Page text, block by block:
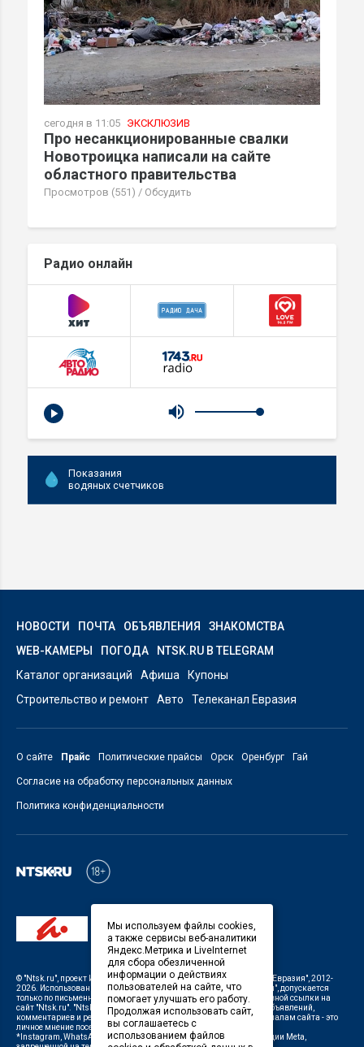
сегодня в 11:05 ЭКСКЛЮЗИВ
Про несанкционированные свалки
Новотроицка написали на сайте
областного правительства
Просмотров (551) / Обсудить
Радио онлайн
Показания
водяных счетчиков
НОВОСТИ ПОЧТА ОБЪЯВЛЕНИЯ
ЗНАКОМСТВА
WEB-КАМЕРЫ
ПОГОДА
NTSK.RU В TELEGRAM
Каталог организаций
Афиша
Купоны
Строительство и ремонт
Авто Телеканал Евразия
О сайте Прайс Политические прайсы Орск Оренбург Гай
Согласие на обработку персональных данных
Политика конфиденциальности
© "Ntsk.ru" , проект ИП Савин В.В. Служба информации: ООО "ТРК "Евразия" , 2012-
2026. Использование материалов, размещенных на сайте
"Ntsk.ru" , допускается
только по письменному разрешению Редакции с указанием активной ссылки на
сайт "Ntsk.ru" "Ntsk.ru" не несет ответственности за содержание объявлений,
комментариев и рекламных материалов. Комментарии к материалам сайта - это
личное мнение посетителей сайта.
*Instagram, WhatsApp (Ватсап), Facebook (принадлежат корпорации Meta,
Мы используем файлы cookies,
а также сервисы веб-аналитики
Яндекс.Метрика и LiveInternet
для сбора обезличенной
информации о действиях
пользователей на сайте, что
помогает улучшать его работу.
Продолжая использовать сайт,
вы соглашаетесь с
использованием файлов